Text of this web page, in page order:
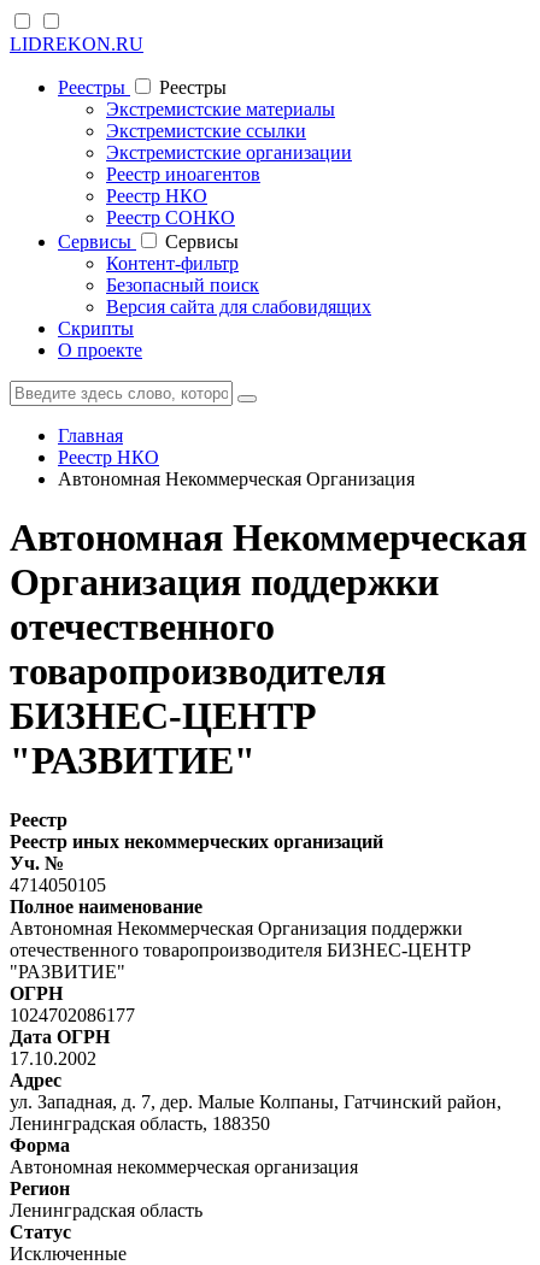
LIDREKON.RU
Реестры
Реестры
Экстремистские материалы
Экстремистские ссылки
Экстремистские организации
Реестр иноагентов
Реестр НКО
Реестр СОНКО
Cервисы
Cервисы
Контент-фильтр
Безопасный поиск
Версия сайта для слабовидящих
Скрипты
О проекте
Главная
Реестр НКО
Автономная Некоммерческая Организация
Автономная Некоммерческая
Организация поддержки
отечественного
товаропроизводителя
БИЗНЕС-ЦЕНТР
"РАЗВИТИЕ"
Реестр
Реестр иных некоммерческих организаций
Уч. №
4714050105
Полное наименование
Автономная Некоммерческая Организация поддержки
отечественного товаропроизводителя БИЗНЕС-ЦЕНТР
"РАЗВИТИЕ"
ОГРН
1024702086177
Дата ОГРН
17.10.2002
Адрес
ул. Западная, д. 7, дер. Малые Колпаны, Гатчинский район,
Ленинградская область, 188350
Форма
Автономная некоммерческая организация
Регион
Ленинградская область
Статус
Исключенные